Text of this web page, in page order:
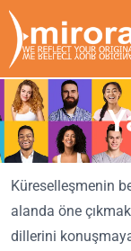
Küreselleşmenin
alanda öne
dillerini